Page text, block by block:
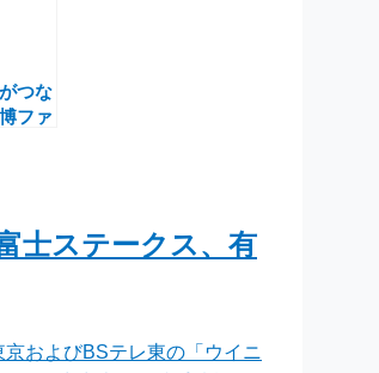
つな
ファ
士ステークス、有
およびBSテレ東の「ウイニ